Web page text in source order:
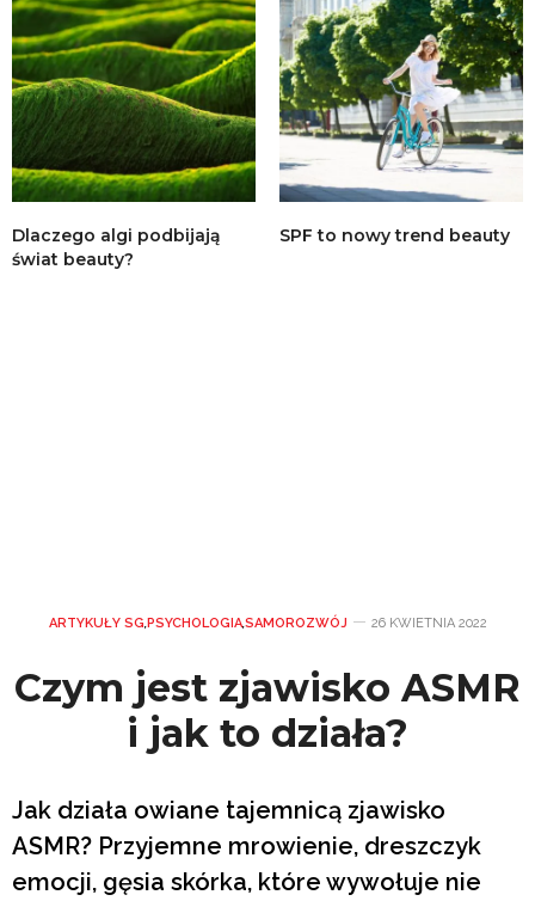
Dlaczego algi podbijają
świat beauty?
SPF to nowy trend beauty
ARTYKUŁY SG,PSYCHOLOGIA,SAMOROZWÓJ 26 KWIETNIA 2022
Czym jest zjawisko ASMR
i jak to działa?
Jak działa owiane tajemnicą zjawisko
ASMR? Przyjemne mrowienie, dreszczyk
emocji, gęsia skórka, które wywołuje nie